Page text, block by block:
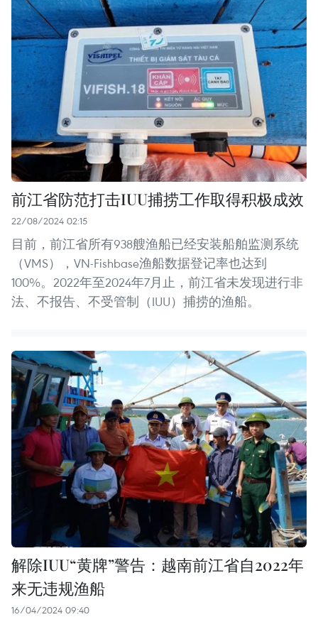
前江省防范打击IUU捕捞工作取得积极成效
22/08/2024 02:15
目前，前江省所有938艘渔船已经安装船舶监测系统
（VMS），VN-Fishbase渔船数据登记率也达到
100%。2022年至2024年7月止，前江省未发现进行非
法、不报告、不受管制（IUU）捕捞的渔船。
解除IUU“黄牌”警告：越南前江省自2022年
来无违规渔船
16/04/2024 09:40